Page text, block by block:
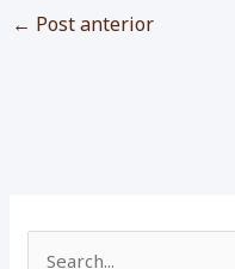
← Post anterior